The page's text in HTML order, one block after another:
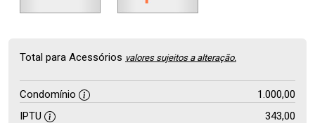
Total para Acessórios valores sujeitos a alteração.
Condomínio
1.000,00
IPTU
343,00